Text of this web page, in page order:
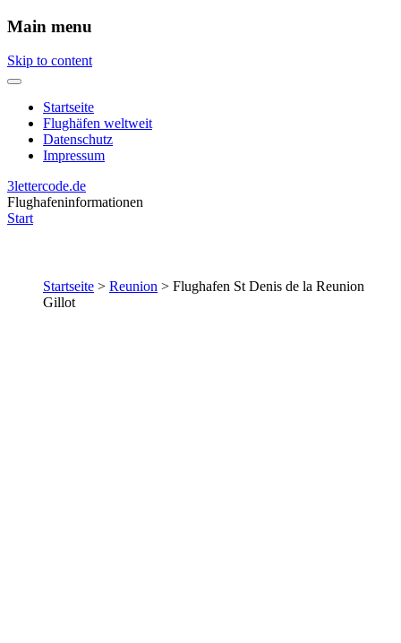
Main menu
Skip to content
Startseite
Flughäfen weltweit
Datenschutz
Impressum
3lettercode.de
Flughafeninformationen
Start
Startseite > Reunion > Flughafen St Denis de la Reunion
Gillot